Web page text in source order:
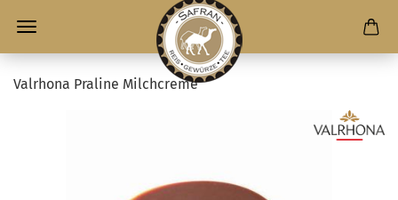
Valrhona Praline Milchcreme